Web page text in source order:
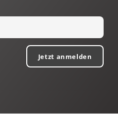
Jetzt anmelden